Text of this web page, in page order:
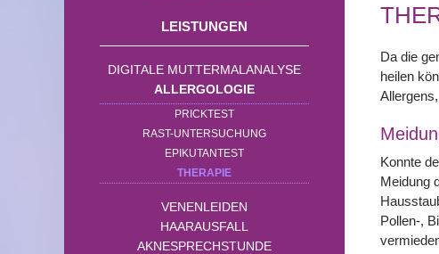
LEISTUNGEN
DIGITALE MUTTERMALANALYSE
ALLERGOLOGIE
PRICKTEST
RAST-UNTERSUCHUNG
EPIKUTANTEST
THERAPIE
VENENLEIDEN
HAARAUSFALL
AKNESPRECHSTUNDE
Da die
heilen
Konnte
Meidung
Pollen-,